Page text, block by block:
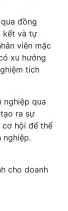
đồng
kết và tự
viên mặc
xu hướng
tích
nghiệp qua
ra sự
cơ hội để thể
nghiệp.
cho doanh